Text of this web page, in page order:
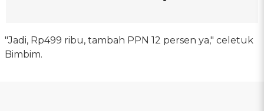
"Jadi, Rp499 ribu, tambah PPN 12 persen ya," celetuk
Bimbim.